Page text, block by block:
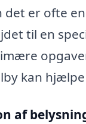
det er ofte
til en
kan
af